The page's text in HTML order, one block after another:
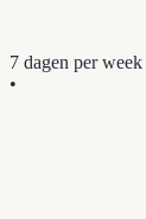
7 dagen per week
•